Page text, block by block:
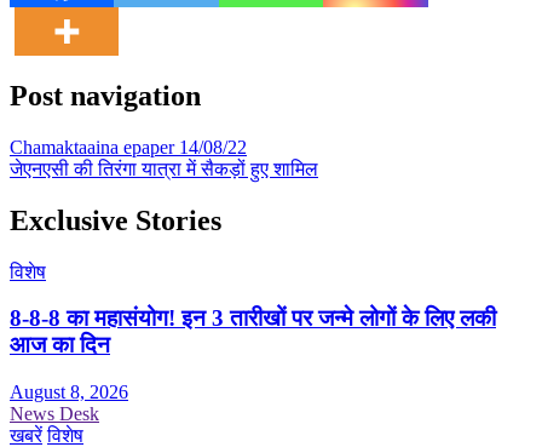
Post navigation
Chamaktaaina epaper 14/08/22
जेएनएसी की तिरंगा यात्रा में सैकड़ों हुए शामिल
Exclusive Stories
विशेष
8-8-8 का महासंयोग! इन 3 तारीखों पर जन्मे लोगों के लिए लकी
आज का दिन
August 8, 2026
News Desk
खबरें विशेष